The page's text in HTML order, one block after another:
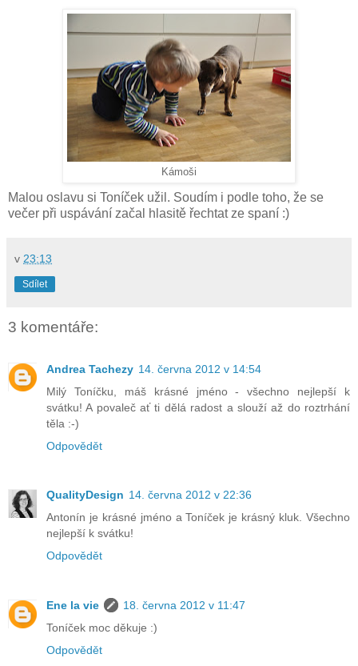
Kámoši
Malou oslavu si Toníček užil. Soudím i podle toho, že se
večer při uspávání začal hlasitě řechtat ze spaní :)
v 23:13
Sdílet
3 komentáře:
Andrea Tachezy 14. června 2012 v 14:54
Milý Toníčku, máš krásné jméno - všechno nejlepší k
svátku! A povaleč ať ti dělá radost a slouží až do roztrhání
těla :-)
Odpovědět
QualityDesign 14. června 2012 v 22:36
Antonín je krásné jméno a Toníček je krásný kluk. Všechno
nejlepší k svátku!
Odpovědět
Ene la vie
18. června 2012 v 11:47
Toníček moc děkuje :)
Odpovědět